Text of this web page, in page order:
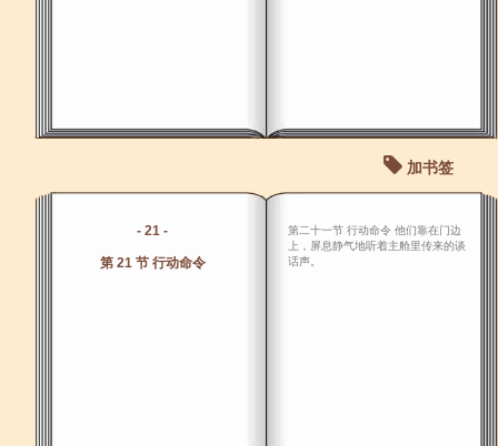
加书签
- 21 -
第 21 节 行动命令
第二十一节 行动命令 他们靠在门边
上，屏息静气地听着主舱里传来的谈
话声。